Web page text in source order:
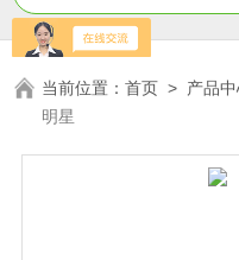
当前位置：首页 > 产品
明星